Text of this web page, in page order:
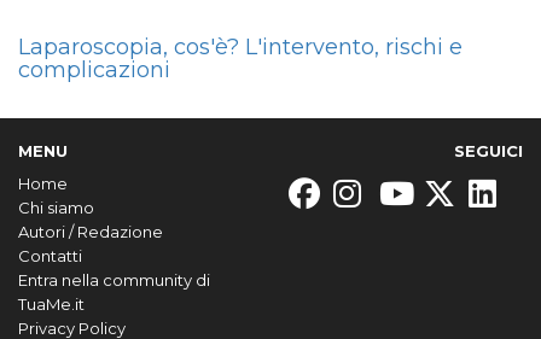
Laparoscopia, cos'è? L'intervento, rischi e
complicazioni
MENU
Home
Chi siamo
Autori / Redazione
Contatti
Entra nella community di
TuaMe.it
Privacy Policy
SEGUICI